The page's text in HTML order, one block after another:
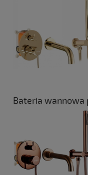
Bateria wannowa